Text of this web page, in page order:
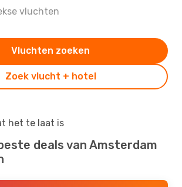
vluchten
Zoek vlucht + hotel
Vluchten zoeken
het te laat is
deals van Amsterdam